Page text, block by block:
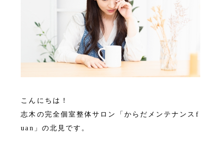
こんにちは！
志木の完全個室整体サロン「からだメンテナンスf
uan」の北見です。